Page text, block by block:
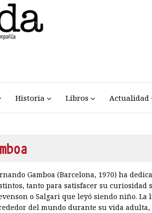
Historia Libros Actualidad
Gamboa (Barcelona, 1970) ha
tanto para satisfacer su curiosidad
o Salgari que leyó siendo niño.
del mundo durante su vida